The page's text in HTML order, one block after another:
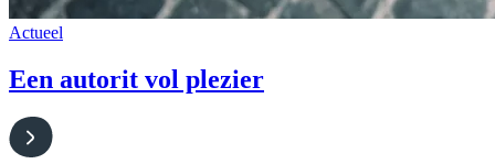
Actueel
Een autorit vol plezier